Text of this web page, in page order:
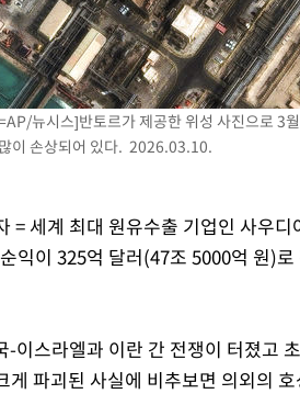
린 798.81마감
내린 6258.77에 마쳐
원 마감
년 이후 첫 40도
신용해 前교정본부장 기소
태유 서울대 공대 교수…이병태
뉴시스]반토르가 제공한 위성 사진으로 3
이 손상되어 있다. 2026.03.10.
= 세계 최대 원유수출 기업인 사우
익이 325억 달러(47조 5000억 원)
이스라엘과 이란 간 전쟁이 터졌고
게 파괴된 사실에 비추보면 의외의